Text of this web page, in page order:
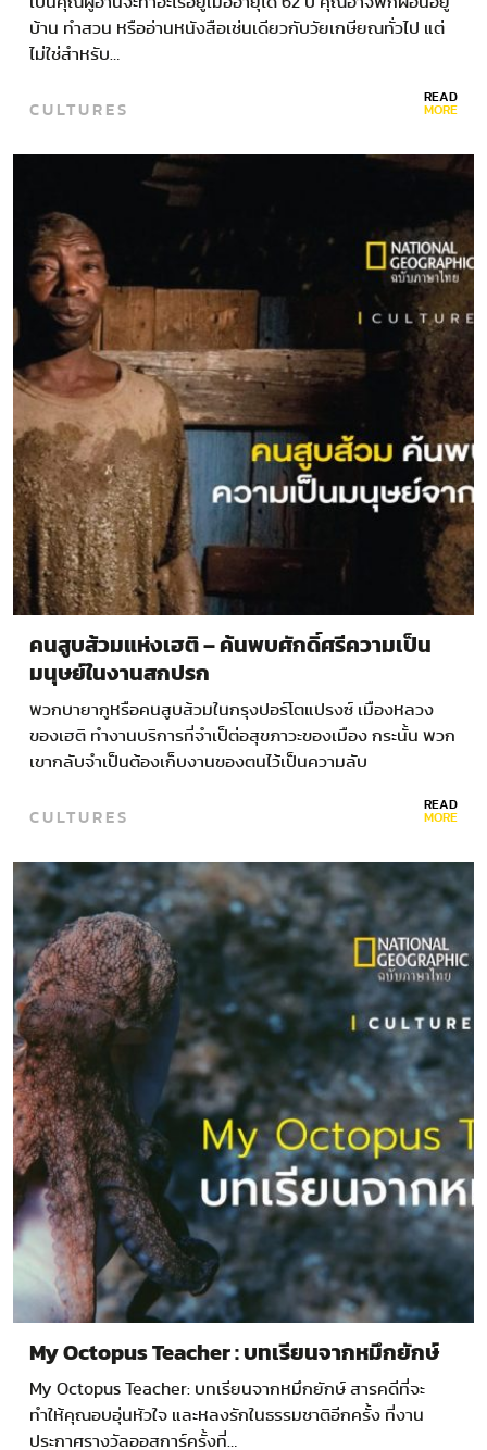
บ้าน ทำสวน หรืออ่านหนังสือเช่นเดียวกับวัยเกษียณทั่วไป แต่
ไม่ใช่สำหรับ…
CULTURES READ
MORE
คนสูบส้วมแห่งเฮติ – ค้นพบศักดิ์ศรีความเป็น
มนุษย์ในงานสกปรก
พวกบายากูหรือคนสูบส้วมในกรุงปอร์โตแปรงซ์ เมืองหลวง
ของเฮติ ทำงานบริการที่จำเป็ต่อสุขภาวะของเมือง กระนั้น พวก
เขากลับจำเป็นต้องเก็บงานของตนไว้เป็นความลับ
CULTURES READ
MORE
My Octopus Teacher : บทเรียนจากหมึกยักษ์
My Octopus Teacher: บทเรียนจากหมึกยักษ์ สารคดีที่จะ
ทำให้คุณอบอุ่นหัวใจ และหลงรักในธรรมชาติอีกครั้ง ที่งาน
ประกาศรางวัลออสการ์ครั้งที่…